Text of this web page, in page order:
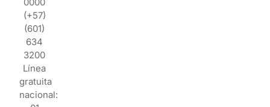
(+57)
(601)
634
3200
Línea
gratuita
nacional: